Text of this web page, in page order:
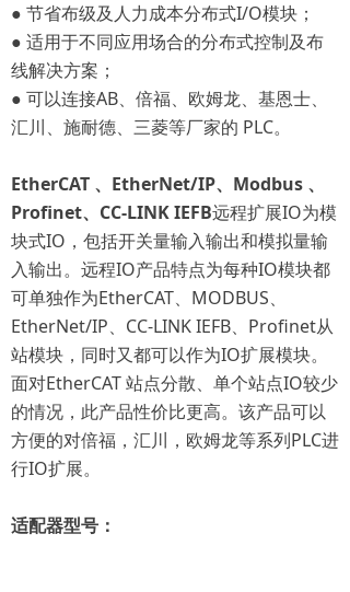
● 节省布级及人力成本分布式I/O模块；
● 适用于不同应用场合的分布式控制及布
线解决方案；
● 可以连接AB、倍福、欧姆龙、基恩士、
汇川、施耐德、三菱等厂家的 PLC。
EtherCAT 、EtherNet/IP、Modbus 、
Profinet、CC-LINK IEFB远程扩展IO为模
块式IO，包括开关量输入输出和模拟量输
入输出。远程IO产品特点为每种IO模块都
可单独作为EtherCAT、MODBUS、
EtherNet/IP、CC-LINK IEFB、Profinet从
站模块，同时又都可以作为IO扩展模块。
面对EtherCAT 站点分散、单个站点IO较少
的情况，此产品性价比更高。该产品可以
方便的对倍福，汇川，欧姆龙等系列PLC进
行IO扩展。
适配器型号：